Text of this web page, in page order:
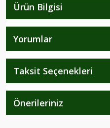
Ürün Bilgisi
Yorumlar
Taksit Seçenekleri
Önerileriniz